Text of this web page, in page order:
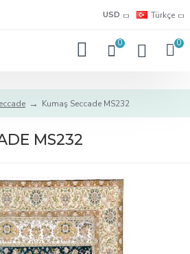
USD Türkçe
0 0
Kumaş Seccade MS232
MS232